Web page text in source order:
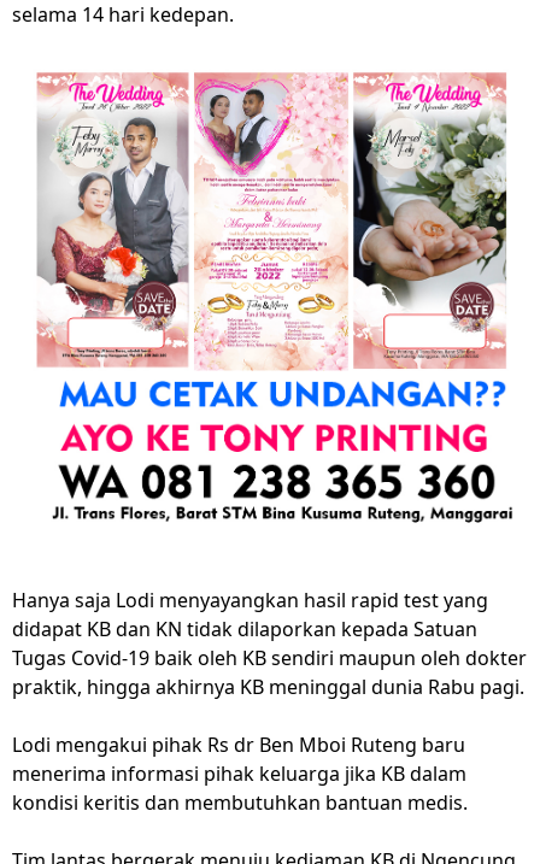
selama 14 hari kedepan.
Hanya saja Lodi menyayangkan hasil rapid test yang
didapat KB dan KN tidak dilaporkan kepada Satuan
Tugas Covid-19 baik oleh KB sendiri maupun oleh dokter
praktik, hingga akhirnya KB meninggal dunia Rabu pagi.
Lodi mengakui pihak Rs dr Ben Mboi Ruteng baru
menerima informasi pihak keluarga jika KB dalam
kondisi keritis dan membutuhkan bantuan medis.